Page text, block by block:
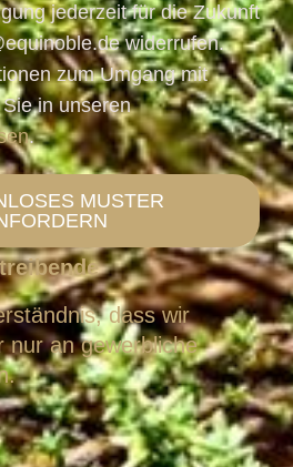
jederzeit für die Zukunft
widerrufen.
zum Umgang mit
in unseren
.
MUSTER
dass wir
nur an gewerbliche